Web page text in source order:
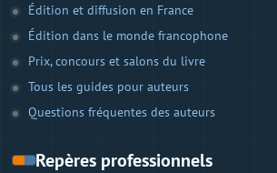
Édition et diffusion en France
Édition dans le monde francophone
Prix, concours et salons du livre
Tous les guides pour auteurs
Questions fréquentes des auteurs
Repères professionnels